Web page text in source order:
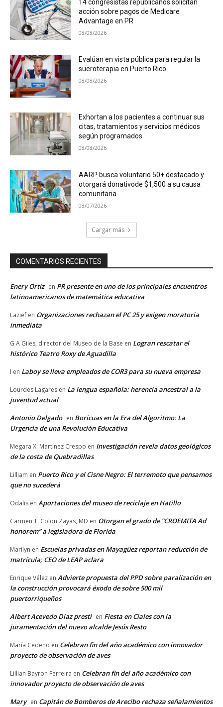
14 congresistas republicanos solicitan
acción sobre pagos de Medicare
Advantage en PR
08/08/2026
Evalúan en vista pública para regular la
sueroterapia en Puerto Rico
08/08/2026
Exhortan a los pacientes a continuar sus
citas, tratamientos y servicios médicos
según programados
08/08/2026
AARP busca voluntario 50+ destacado y
otorgará donativode $1,500 a su causa
comunitaria
08/07/2026
Cargar más
COMENTARIOS RECIENTES
Enery Ortiz en PR presente en uno de los principales encuentros
latinoamericanos de matemática educativa
Lazief en Organizaciones rechazan el PC 25 y exigen moratoria
inmediata
G A Giles, director del Museo de la Base en Logran rescatar el
histórico Teatro Roxy de Aguadilla
I en Laboy se lleva empleados de COR3 para su nueva empresa
Lourdes Lagares en La lengua española: herencia ancestral a la
juventud actual
Antonio Delgado en Boricuas en la Era del Algoritmo: La
Urgencia de una Revolución Educativa
Megara X. Martínez Crespo en Investigación revela datos geológicos
de la costa de Quebradillas
Lilliam en Puerto Rico y el Cisne Negro: El terremoto que pensamos
que no sucederá
Odalis en Aportaciones del museo de reciclaje en Hatillo
Carmen T. Colon Zayas, MD en Otorgan el grado de “CROEMITA Ad
honorem” a legisladora de Florida
Marilyn en Escuelas privadas en Mayagüez reportan reducción de
matrícula; CEO de LEAP aclara
Enrique Vélez en Advierte propuesta del PPD sobre paralización en
la construcción provocará éxodo de sobre 500 mil
puertorriqueños
Albert Acevedo Díaz presti en Fiesta en Ciales con la
juramentación del nuevo alcalde Jesús Resto
María Cedeño en Celebran fin del año académico con innovador
proyecto de observación de aves
Lillian Bayron Ferreira en Celebran fin del año académico con
innovador proyecto de observación de aves
Mary en Capitán de Bomberos de Arecibo rechaza señalamientos